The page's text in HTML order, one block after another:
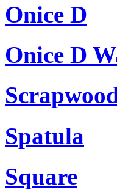
Onice D
Onice D
Spatula
Square